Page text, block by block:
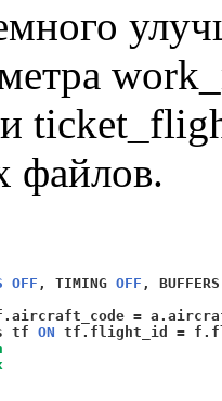
файлов.
OFF , TIMING OFF , BUFFERS
=
tf ON tf.flight_id =